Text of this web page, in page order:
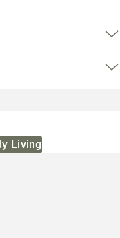
Living